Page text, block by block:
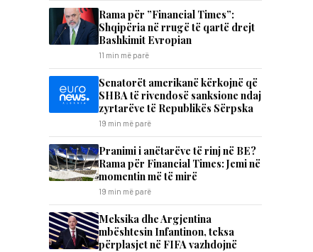
Rama për ”Financial Times”:
Shqipëria në rrugë të qartë drejt
Bashkimit Evropian
11 min më parë
Senatorët amerikanë kërkojnë që
SHBA të rivendosë sanksione ndaj
zyrtarëve të Republikës Sërpska
19 min më parë
Pranimi i anëtarëve të rinj në BE?
Rama për Financial Times: Jemi në
momentin më të mirë
19 min më parë
Meksika dhe Argjentina
mbështesin Infantinon, teksa
përplasjet në FIFA vazhdojnë